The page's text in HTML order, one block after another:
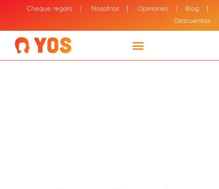
Cheque regalo | Nosotros |Opiniones | Blog |
Descuentos